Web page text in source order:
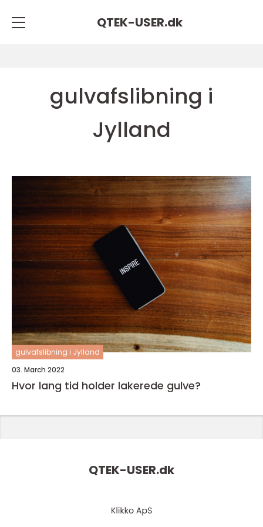
QTEK-USER.dk
gulvafslibning i
Jylland
gulvafslibning i Jylland
03. March 2022
Hvor lang tid holder lakerede gulve?
QTEK-USER.dk